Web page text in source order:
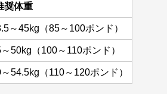
奨体重
～45kg（85～100ポンド）
50kg（100～110ポンド）
54.5kg（110～120ポンド）